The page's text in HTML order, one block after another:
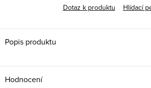
Dotaz k produktu
Hlídací
Popis produktu
Hodnocení